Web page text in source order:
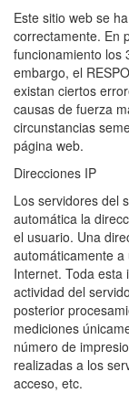
Este sitio web se
correctamente. En
funcionamiento los
embargo, el
existan ciertos
causas de fuerza
circunstancias
página web.
Direcciones IP
Los servidores del
automática la
el usuario. Una
automáticamente
Internet. Toda esta
actividad del
posterior
mediciones
número de
realizadas a los
acceso, etc.